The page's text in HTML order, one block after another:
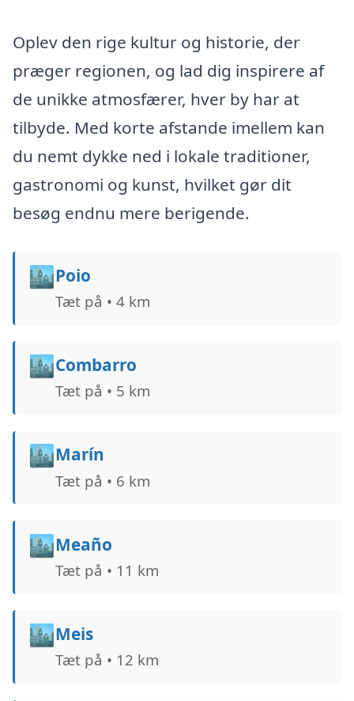
Oplev den rige kultur og historie, der
præger regionen, og lad dig inspirere af
de unikke atmosfærer, hver by har at
tilbyde. Med korte afstande imellem kan
du nemt dykke ned i lokale traditioner,
gastronomi og kunst, hvilket gør dit
besøg endnu mere berigende.
🏙️Poio
Tæt på • 4 km
🏙️Combarro
Tæt på • 5 km
🏙️Marín
Tæt på • 6 km
🏙️Meaño
Tæt på • 11 km
🏙️Meis
Tæt på • 12 km